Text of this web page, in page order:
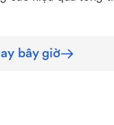
bây giờ